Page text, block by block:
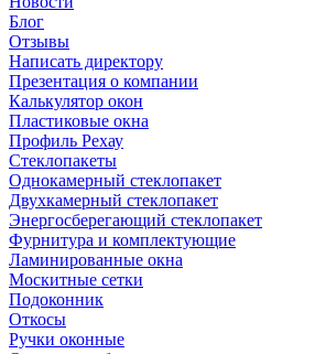
Блог
Отзывы
Написать директору
Презентация о компании
Калькулятор окон
Пластиковые окна
Профиль Рехау
Стеклопакеты
Однокамерный стеклопакет
Двухкамерный стеклопакет
Энергосберегающий стеклопакет
Фурнитура и комплектующие
Ламинированные окна
Москитные сетки
Подоконник
Откосы
Ручки оконные